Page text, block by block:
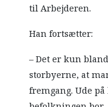
til Arbejderen.
Han fortsætter:
– Det er kun
storbyerne, at
fremgang. Ude